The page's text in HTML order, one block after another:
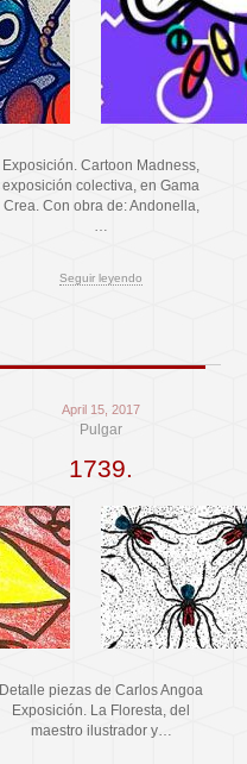
Exposición. Cartoon Madness,
exposición colectiva, en Gama
Crea. Con obra de: Andonella,
Seguir leyendo
April 15, 2017
Pulgar
1739.
Detalle piezas de Carlos Angoa
Exposición. La Floresta, del
maestro ilustrador y…